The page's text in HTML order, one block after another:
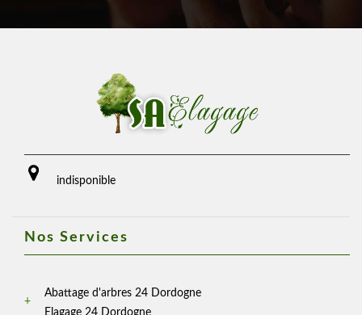
indisponible
Nos Services
Abattage d'arbres 24 Dordogne